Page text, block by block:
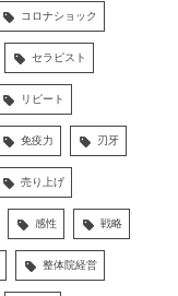
コロナショック
セラピスト
リピート
免疫力 刃牙
売り上げ
感性 戦略
整体院経営